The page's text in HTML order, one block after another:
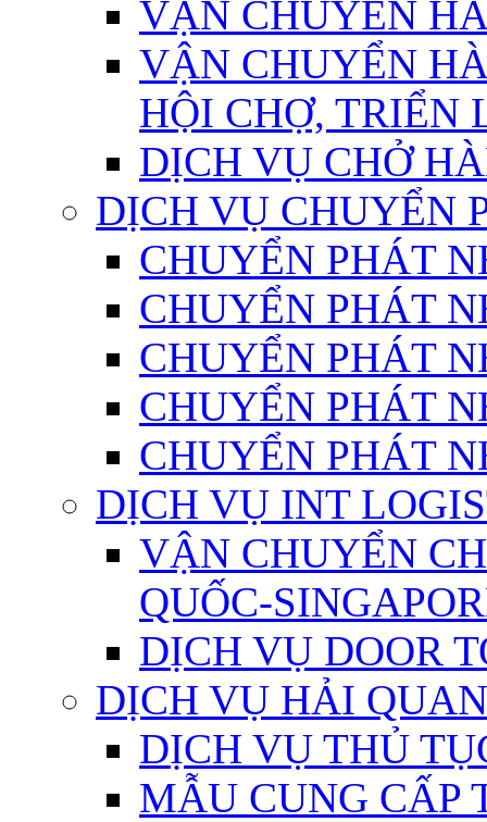
VẬN CHUYỂN
VẬN CHUYỂN
HỘI CHỢ, TRIỂN
DỊCH VỤ CHỞ
DỊCH VỤ CHUYỂN
CHUYỂN PHÁT
CHUYỂN PHÁT
CHUYỂN PHÁT
CHUYỂN PHÁT
CHUYỂN PHÁT
DỊCH VỤ INT
VẬN CHUYỂN
QUỐC-
DỊCH VỤ DOOR
DỊCH VỤ HẢI QUAN
DỊCH VỤ THỦ
MẪU CUNG CẤP